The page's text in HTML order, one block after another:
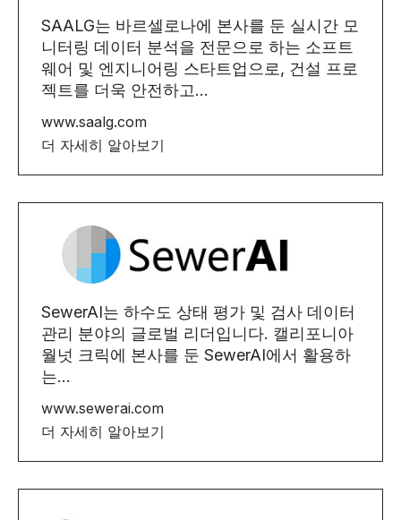
SAALG는 바르셀로나에 본사를 둔 실시간 모
니터링 데이터 분석을 전문으로 하는 소프트
웨어 및 엔지니어링 스타트업으로, 건설 프로
젝트를 더욱 안전하고...
www.saalg.com
더 자세히 알아보기
SewerAI는 하수도 상태 평가 및 검사 데이터
관리 분야의 글로벌 리더입니다. 캘리포니아
월넛 크릭에 본사를 둔 SewerAI에서 활용하
는...
www.sewerai.com
더 자세히 알아보기